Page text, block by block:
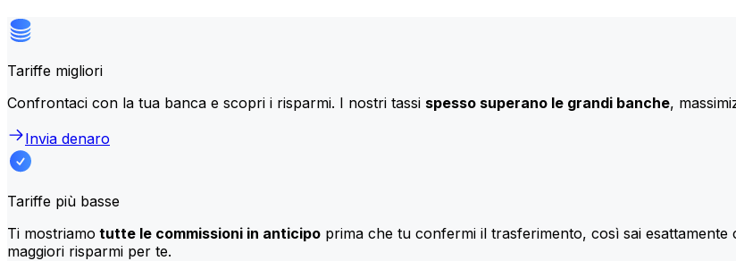
Tariffe migliori
Confrontaci con la tua banca e scopri i risparmi. I nostri tassi spesso superano le grandi banche,
Invia denaro
Tariffe più basse
Ti mostriamo tutte le commissioni in anticipo prima che tu confermi il trasferimento, così sai
maggiori risparmi per te.